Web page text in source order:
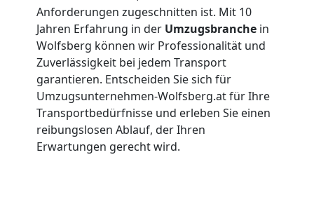
Anforderungen zugeschnitten ist. Mit 10
Jahren Erfahrung in der Umzugsbranche in
Wolfsberg können wir Professionalität und
Zuverlässigkeit bei jedem Transport
garantieren. Entscheiden Sie sich für
Umzugsunternehmen-Wolfsberg.at für Ihre
Transportbedürfnisse und erleben Sie einen
reibungslosen Ablauf, der Ihren
Erwartungen gerecht wird.
Vereinsumzug
Wolfsberg
Anfrage